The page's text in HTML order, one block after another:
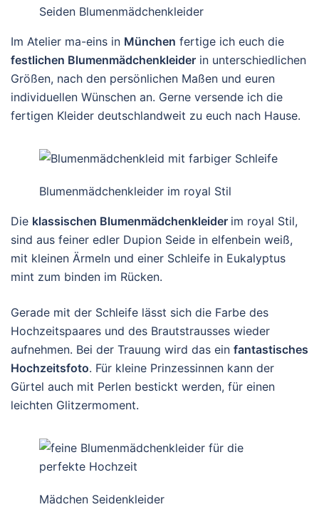
Seiden Blumenmädchenkleider
Im Atelier ma-eins in München fertige ich euch die
festlichen Blumenmädchenkleider in unterschiedlichen
Größen, nach den persönlichen Maßen und euren
individuellen Wünschen an. Gerne versende ich die
fertigen Kleider deutschlandweit zu euch nach Hause.
Blumenmädchenkleider im royal Stil
Die klassischen Blumenmädchenkleider im royal Stil,
sind aus feiner edler Dupion Seide in elfenbein weiß,
mit kleinen Ärmeln und einer Schleife in Eukalyptus
mint zum binden im Rücken.
Gerade mit der Schleife lässt sich die Farbe des
Hochzeitspaares und des Brautstrausses wieder
aufnehmen. Bei der Trauung wird das ein fantastisches
Hochzeitsfoto. Für kleine Prinzessinnen kann der
Gürtel auch mit Perlen bestickt werden, für einen
leichten Glitzermoment.
Mädchen Seidenkleider